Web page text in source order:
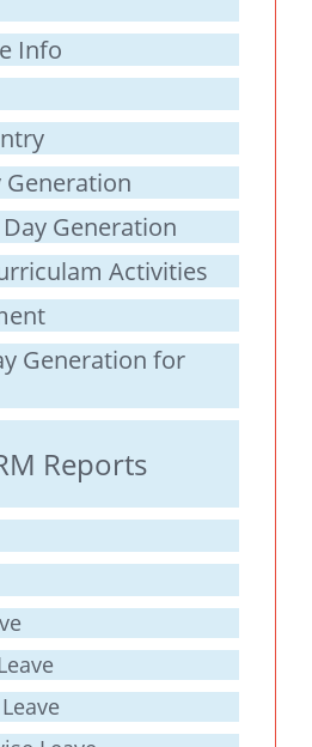
Info
Generation
Generation
Activities
Generation for
Reports